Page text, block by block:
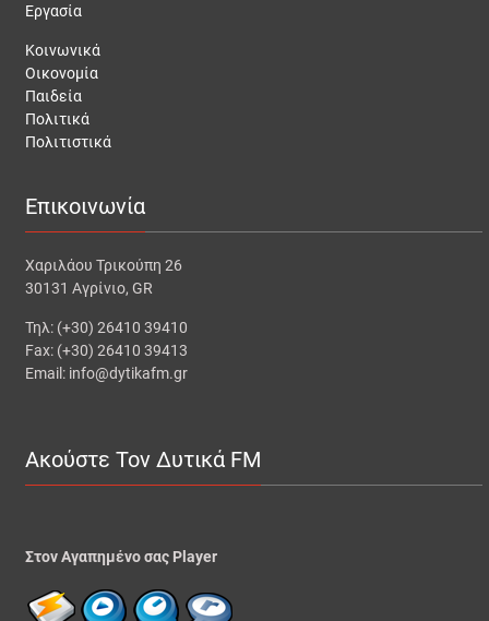
Εργασία
Κοινωνικά
Οικονομία
Παιδεία
Πολιτικά
Πολιτιστικά
Επικοινωνία
Χαριλάου Τρικούπη 26
30131 Αγρίνιο, GR
Τηλ: (+30) 26410 39410
Fax: (+30) 26410 39413
Email: info@dytikafm.gr
Ακούστε Τον Δυτικά FM
Στον Αγαπημένο σας Player